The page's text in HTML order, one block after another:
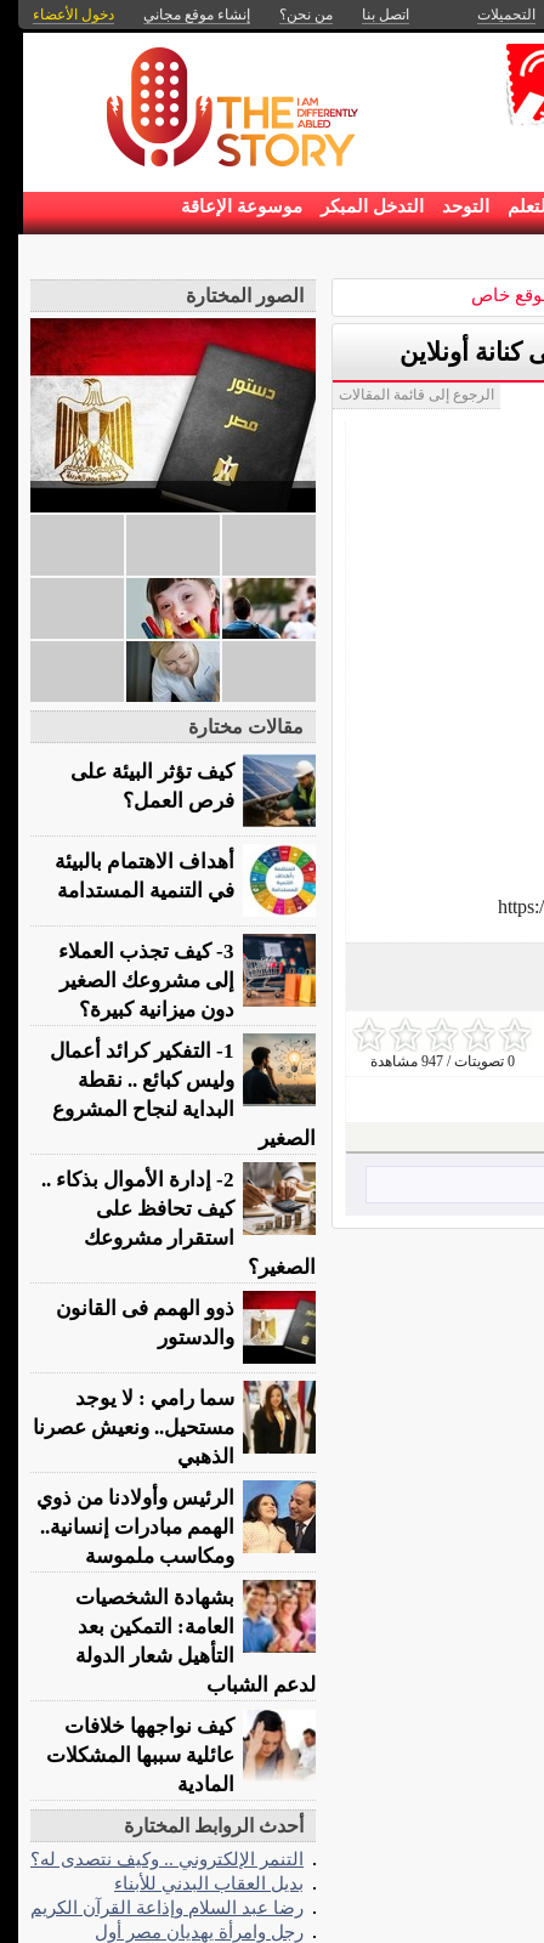
التحميلات اتصل بنا من نحن؟ إنشاء موقع مجاني دخول الأعضاء
التوحد التدخل المبكر موسوعة الإعاقة
خاص
أونلاين
الرجوع إلى قائمة المقالات
0 تصويتات / 947 مشاهدة
الصور المختارة
مقالات مختارة
كيف تؤثر البيئة على
فرص العمل؟
أهداف الاهتمام بالبيئة
في التنمية المستدامة
3- كيف تجذب العملاء
إلى مشروعك الصغير
دون ميزانية كبيرة؟
1- التفكير كرائد أعمال
وليس كبائع .. نقطة
البداية لنجاح المشروع
الصغير
2- إدارة الأموال بذكاء ..
كيف تحافظ على
استقرار مشروعك
الصغير؟
ذوو الهمم فى القانون
والدستور
سما رامي : لا يوجد
مستحيل.. ونعيش عصرنا
الذهبي
الرئيس وأولادنا من ذوي
الهمم مبادرات إنسانية..
ومكاسب ملموسة
بشهادة الشخصيات
العامة: التمكين بعد
التأهيل شعار الدولة
لدعم الشباب
كيف نواجهها خلافات
عائلية سببها المشكلات
المادية
أحدث الروابط المختارة
التنمر الإلكتروني .. وكيف نتصدى له؟
بديل العقاب البدني للأبناء
رضا عبد السلام وإذاعة القرآن الكريم
رجل وامرأة يهديان مصر أول